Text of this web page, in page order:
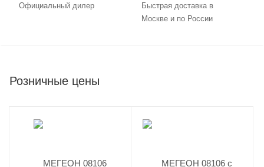
Официальный дилер
Быстрая доставка в
Москве и по России
Розничные цены